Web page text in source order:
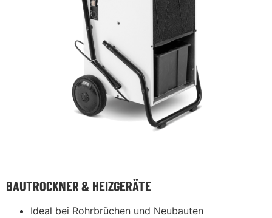
BAUTROCKNER & HEIZGERÄTE
Ideal bei Rohrbrüchen und Neubauten